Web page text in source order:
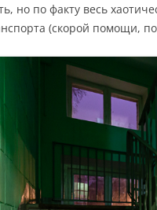
но по факту весь
(скорой помощи,